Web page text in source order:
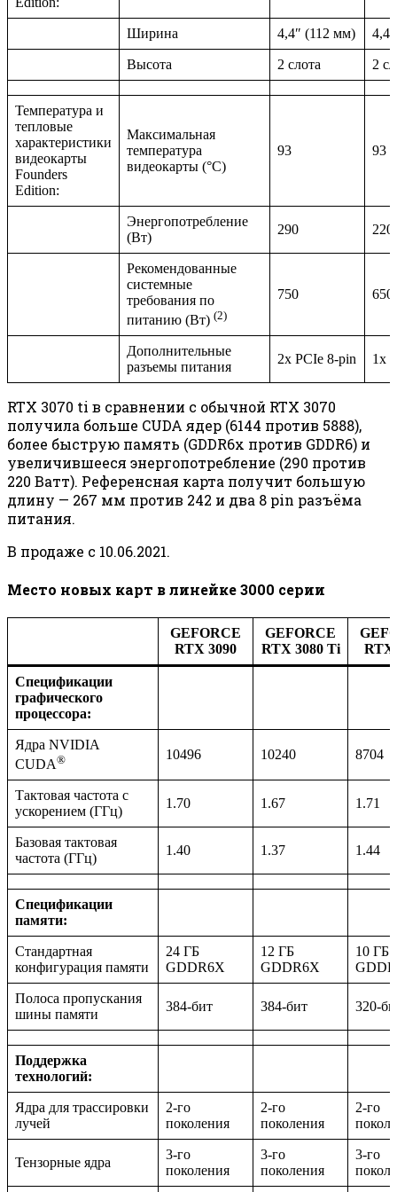
Ширина 4,4″ (112 мм)
Высота 2 слота 2
Температура и
тепловые
характеристики
видеокарты
Founders
Edition:
Максимальная
температура
видеокарты (°С)
93 93
Энергопотребление
(Вт)
290 220
Рекомендованные
системные
требования по
питанию (Вт) (2)
750 650
Дополнительные
разъемы питания
2x PCIe 8-pin 1x
RTX 3070 ti в сравнении с обычной RTX 3070
получила больше CUDA ядер (6144 против 5888),
более быструю память (GDDR6x против GDDR6) и
увеличившееся энергопотребление (290 против
220 Ватт). Референсная карта получит большую
длину — 267 мм против 242 и два 8 pin разъёма
питания.
В продаже с 10.06.2021.
Место новых карт в линейке 3000 серии
GEFORCE
RTX 3090
GEFORCE
RTX 3080 Ti
RTX
Спецификации
графического
процессора:
Ядра NVIDIA
CUDA® 10496 10240 8704
Тактовая частота с
ускорением (ГГц)
1.70 1.67 1.71
Базовая тактовая
частота (ГГц)
1.40 1.37 1.44
Спецификации
памяти:
Стандартная
конфигурация памяти
24 ГБ
GDDR6X
12 ГБ
GDDR6X
10 ГБ
Полоса пропускания
шины памяти
384-бит 384-бит 320-
Поддержка
технологий:
Ядра для трассировки
лучей
2-го
поколения
2-го
поколения
2-го
Тензорные ядра
3-го
поколения
3-го
поколения
3-го